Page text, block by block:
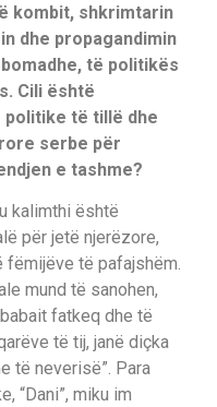
kombit, shkrimtarin
dhe propagandimin
të politikës
Cili është
politike të tillë dhe
serbe për
e tashme?
kalimthi është
për jetë njerëzore,
të pafajshëm.
mund të sanohen,
fatkeq dhe të
të tij, janë diçka
të neverisë”. Para
“Dani”, miku im